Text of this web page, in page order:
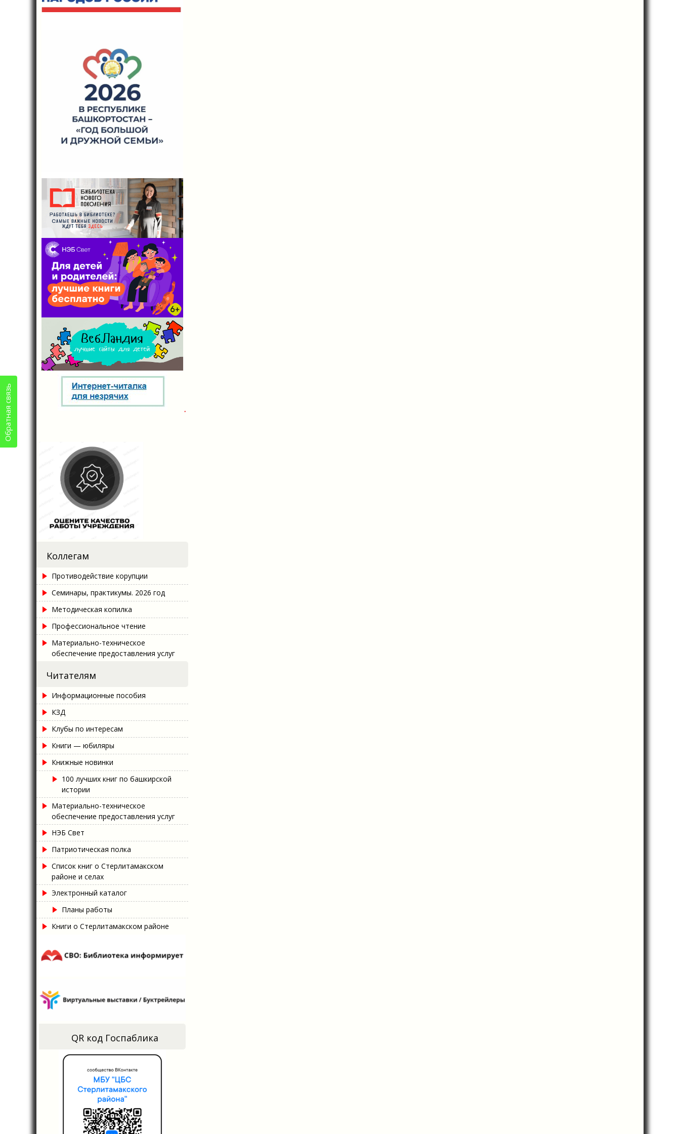
Коллегам
Противодействие корупции
Семинары, практикумы. 2026 год
Методическая копилка
Профессиональное чтение
Материально-техническое
обеспечение предоставления услуг
Читателям
Информационные пособия
КЗД
Клубы по интересам
Книги — юбиляры
Книжные новинки
100 лучших книг по башкирской
истории
Материально-техническое
обеспечение предоставления услуг
НЭБ Свет
Патриотическая полка
Список книг о Стерлитамакском
районе и селах
Электронный каталог
Планы работы
Книги о Стерлитамакском районе
QR код Госпаблика
Обратная связь